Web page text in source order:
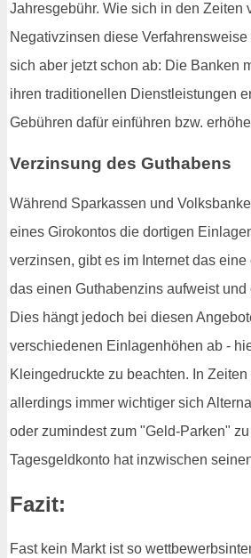
Jahresgebühr. Wie sich in den Zeiten
Negativzinsen diese
sich aber jetzt schon ab: Die Banken
ihren traditionellen Dienstleistungen
Gebühren dafür einführen bzw.
Verzinsung des Guthabens
Während Sparkassen und
eines Girokontos die dortigen
verzinsen, gibt es im Internet das
das einen Guthabenzins aufweist
Dies hängt jedoch bei diesen
verschiedenen Einlagenhöhen ab -
Kleingedruckte zu beachten. In
allerdings immer wichtiger sich
oder zumindest zum "Geld-Parken"
Tagesgeldkonto hat inzwischen
Fazit:
Fast kein Markt ist so